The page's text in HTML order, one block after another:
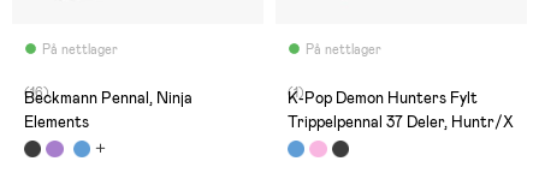
På nettlager
(16)
Beckmann Pennal, Ninja
Elements
På nettlager
(1)
K-Pop Demon Hunters Fylt
Trippelpennal 37 Deler, Huntr/X